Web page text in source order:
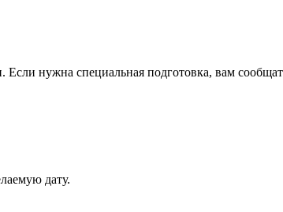
нужна специальная подготовка, вам
дату.